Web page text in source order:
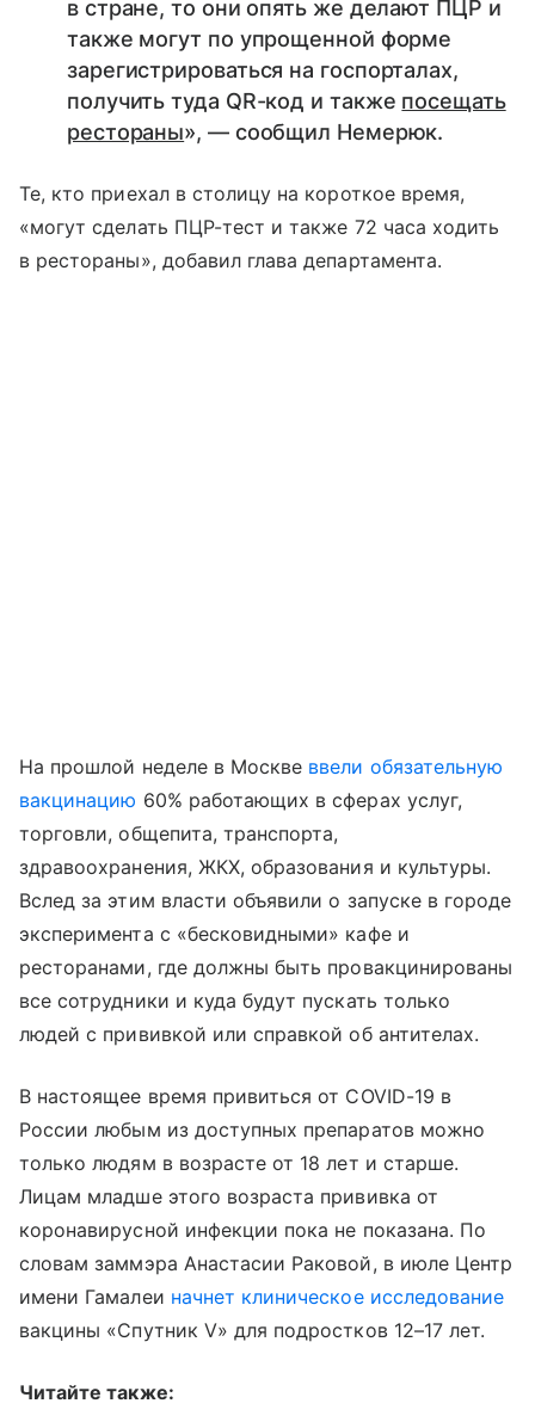
в стране, то они опять же делают ПЦР и
также могут по упрощенной форме
зарегистрироваться на госпорталах,
получить туда QR-код и также посещать
рестораны», — сообщил Немерюк.
Те, кто приехал в столицу на короткое время,
«могут сделать ПЦР-тест и также 72 часа ходить
в рестораны», добавил глава департамента.
На прошлой неделе в Москве ввели обязательную
вакцинацию 60% работающих в сферах услуг,
торговли, общепита, транспорта,
здравоохранения, ЖКХ, образования и культуры.
Вслед за этим власти объявили о запуске в городе
эксперимента с «бесковидными» кафе и
ресторанами, где должны быть провакцинированы
все сотрудники и куда будут пускать только
людей с прививкой или справкой об антителах.
В настоящее время привиться от COVID-19 в
России любым из доступных препаратов можно
только людям в возрасте от 18 лет и старше.
Лицам младше этого возраста прививка от
коронавирусной инфекции пока не показана. По
словам заммэра Анастасии Раковой, в июле Центр
имени Гамалеи начнет клиническое исследование
вакцины «Спутник V» для подростков 12–17 лет.
Читайте также: